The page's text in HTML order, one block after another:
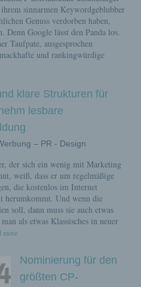
sinnarmen Keywordgeblubber
Genuss verdorben haben,
Denn Google lässt den Panda los.
Taufpate, ausgesprochen
und rankingwürdige
klare Strukturen für
lesbare
– PR - Design
der sich ein wenig mit Marketing
weiß, dass er um regelmäßige
die kostenlos im Internet
herumkommt. Und wenn die
soll, dann muss sie auch etwas
als etwas Klassisches in neuer
more
Nominierung für den
größten CP-